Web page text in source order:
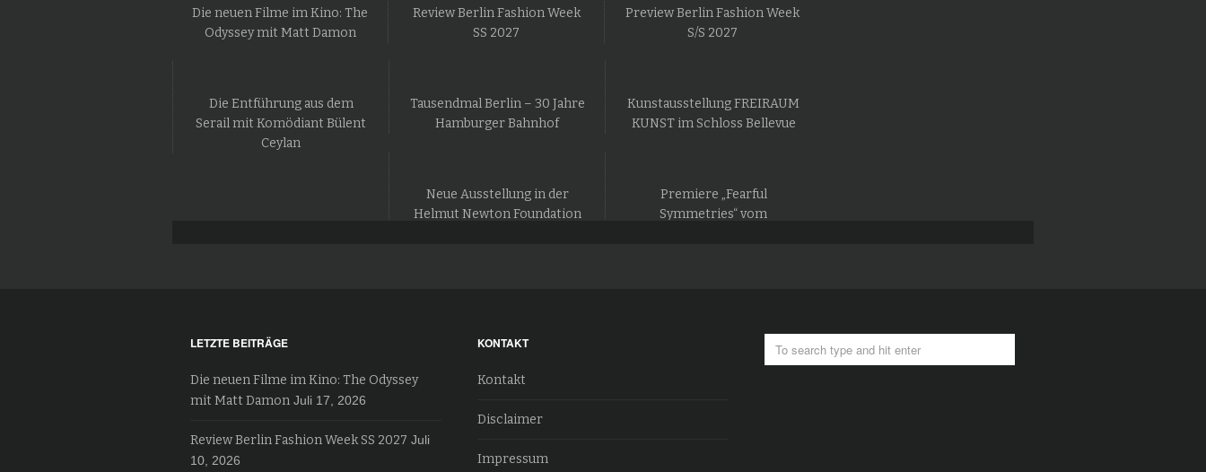
Die neuen Filme im Kino: The
Odyssey mit Matt Damon
Review Berlin Fashion Week
SS 2027
Preview Berlin Fashion Week
S/S 2027
Die Entführung aus dem
Serail mit Komödiant Bülent
Ceylan
Tausendmal Berlin – 30 Jahre
Hamburger Bahnhof
Kunstausstellung FREIRAUM
KUNST im Schloss Bellevue
Neue Ausstellung in der
Helmut Newton Foundation
Premiere „Fearful
Symmetries“ vom
LETZTE BEITRÄGE
Die neuen Filme im Kino: The Odyssey
mit Matt Damon Juli 17, 2026
Review Berlin Fashion Week SS 2027 Juli
10, 2026
KONTAKT
Kontakt
Disclaimer
Impressum